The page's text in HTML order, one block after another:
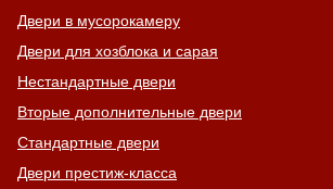
Двери в мусорокамеру
Двери для хозблока и сарая
Нестандартные двери
Вторые дополнительные двери
Стандартные двери
Двери престиж-класса